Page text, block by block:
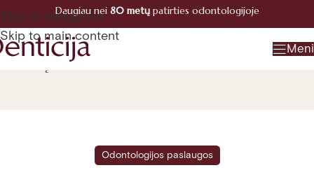
Skip to navigation
Skip to main content
+370 660 07770 Registracija
Daugiau nei 80 metųpatirties odontologijoje
Dantų balinimas
Odontologijos paslaugos